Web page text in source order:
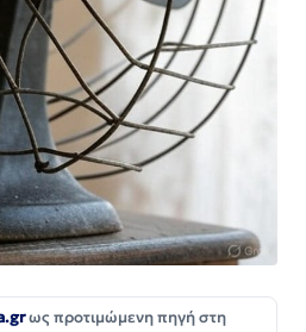
ως προτιμώμενη πηγή στη